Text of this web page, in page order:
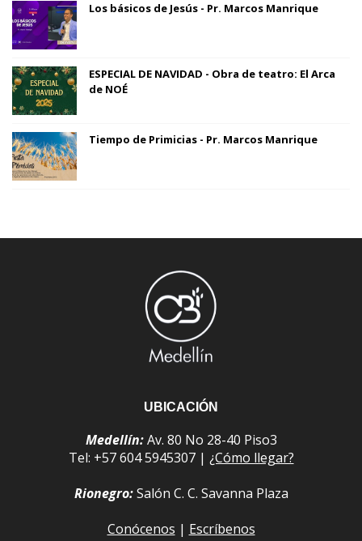
Los básicos de Jesús - Pr. Marcos Manrique
ESPECIAL DE NAVIDAD - Obra de teatro: El Arca
de NOÉ
Tiempo de Primicias - Pr. Marcos Manrique
UBICACIÓN
Medellín:Av. 80 No 28-40 Piso3
Tel: +57 604 5945307 | ¿Cómo llegar?
Rionegro:Salón C. C. Savanna Plaza
Conócenos | Escríbenos